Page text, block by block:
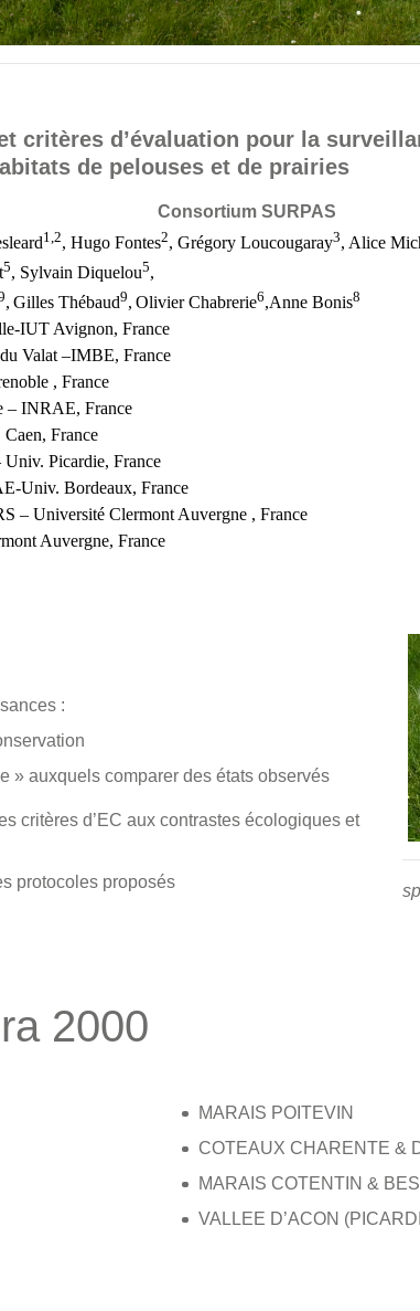
critères d’évaluation pour la
de pelouses et de prairies
Consortium SURPAS
1,2, Hugo Fontes2, Grégory Loucougaray3, Alice
5, Sylvain Diquelou5,
, Gilles Thébaud9, Olivier Chabrerie6,Anne Bonis8
IUT Avignon, France
Valat –IMBE, France
, France
– INRAE, France
France
Picardie, France
Univ.Bordeaux, France
– Université Clermont Auvergne , France
Auvergne, France
:
» auxquels comparer des états observés
critères d’EC aux contrastes écologiques et
protocoles proposés
2000
MARAIS POITEVIN
COTEAUX CHARENTE &
MARAIS COTENTIN &
VALLEE D’ACON